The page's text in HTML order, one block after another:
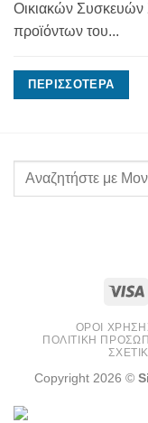
Οικιακών Συσκευών
προϊόντων του...
ΠΕΡΙΣΣΌΤΕΡΑ
ΌΡΟΙ
ΠΟΛΙΤΙΚΉ
Copyright 2026 ©